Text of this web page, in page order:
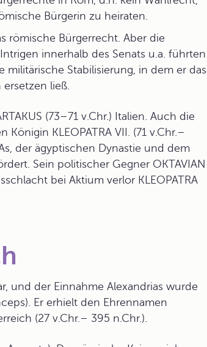
Bürgerin zu heiraten.
römische Bürgerrecht. Aber die
innerhalb des Senats u.a. führten
militärische Stabilisierung, in dem er das
ließ.
(73–71 v.Chr.) Italien. Auch die
Königin KLEOPATRA VII. (71 v.Chr.–
der ägyptischen Dynastie und dem
Sein politischer Gegner OKTAVIAN
bei Aktium verlor KLEOPATRA
und der Einnahme Alexandrias wurde
Er erhielt den Ehrennamen
(27 v.Chr.– 395 n.Chr.).